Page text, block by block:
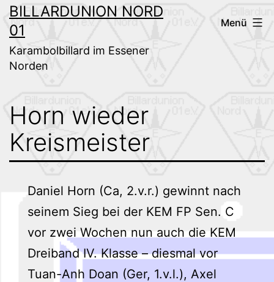
Zum
Inhalt
springen
BILLARDUNION NORD
01
Karambolbillard im Essener
Norden
Menü
Horn wieder
Kreismeister
Daniel Horn (Ca, 2.v.r.) gewinnt nach
seinem Sieg bei der KEM FP Sen. C
vor zwei Wochen nun auch die KEM
Dreiband IV. Klasse – diesmal vor
Tuan-Anh Doan (Ger, 1.v.l.), Axel